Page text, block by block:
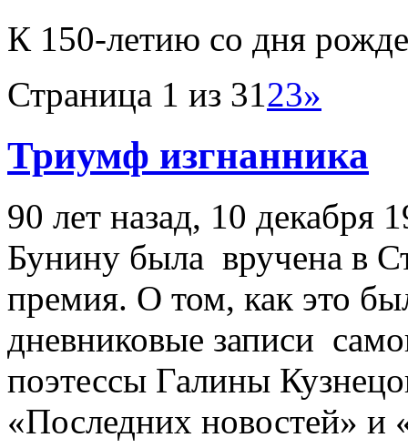
К 150-летию со дня
Страница 1 из 3123»
Триумф изгнанника
90 лет назад, 10 декабря
Бунину была вручена в
премия. О том, как это
дневниковые записи
поэтессы Галины
«Последних новостей»